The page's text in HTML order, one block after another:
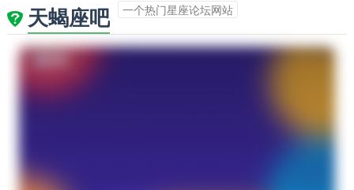
天蝎座吧 一个热门星座论坛网站